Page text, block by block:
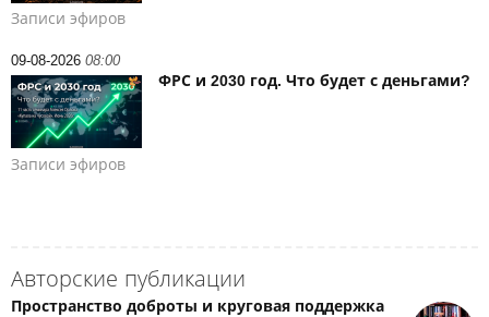
Записи эфиров
09-08-2026 08:00
ФРС и 2030 год. Что будет с деньгами?
Записи эфиров
Авторские публикации
Пространство доброты и круговая поддержка